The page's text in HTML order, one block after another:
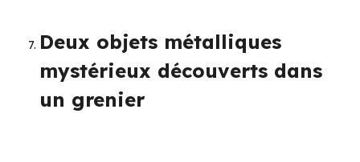
Deux objets métalliques
mystérieux découverts dans
un grenier